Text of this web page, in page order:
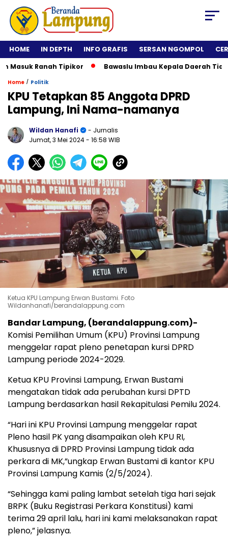
HOME IN DEPTH INFO GRAFIS SERSAN NGOMPOL
Ranah Tipikor Bawaslu Imbau Kepala Daerah Tidak
Home / Politik
KPU Tetapkan 85 Anggota DPRD
Lampung, Ini Nama-namanya
Wildan Hanafi
- Jurnalis
Jumat, 3 Mei 2024- 16:58 WIB
Ketua KPU Lampung Erwan Bustami. Foto
Wildanhanafi/berandalappung.com
Bandar Lampung, (berandalappung.com)-
Komisi Pemilihan Umum (KPU) Provinsi Lampung
menggelar rapat pleno penetapan kursi DPRD
Lampung periode 2024-2029.
Ketua KPU Provinsi Lampung, Erwan Bustami
mengatakan tidak ada perubahan kursi DPTD
Lampung berdasarkan hasil Rekapitulasi Pemilu 2024.
“Hari ini KPU Provinsi Lampung menggelar rapat
Pleno hasil PK yang disampaikan oleh KPU RI,
Khususnya di DPRD Provinsi Lampung tidak ada
perkara di MK,”ungkap Erwan Bustami di kantor KPU
Provinsi Lampung Kamis (2/5/2024).
“Sehingga kami paling lambat setelah tiga hari sejak
BRPK (Buku Registrasi Perkara Konstitusi) kami
terima 29 april lalu, hari ini kami melaksanakan rapat
pleno,” jelasnya.